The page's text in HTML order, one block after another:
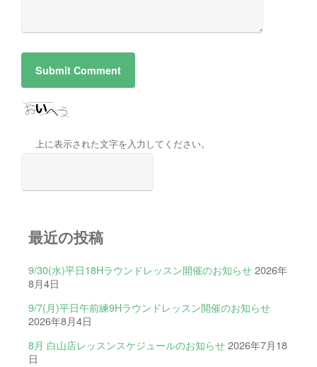
上に表示された文字を入力してください。
最近の投稿
9/30(水)平日18Hラウンドレッスン開催のお知らせ 2026年
8月4日
9/7(月)平日午前練9Hラウンドレッスン開催のお知らせ
2026年8月4日
8月 白山店レッスンスケジュールのお知らせ 2026年7月18
日